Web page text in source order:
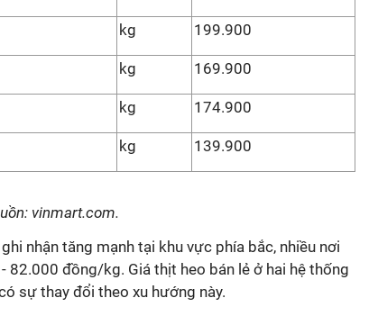
kg 199.900
kg 169.900
kg 174.900
kg 139.900
vinmart.com.
nhận tăng mạnh tại khu vực phía bắc, nhiều nơi
82.000 đồng/kg. Giá thịt heo bán lẻ ở hai hệ thống
sự thay đổi theo xu hướng này.